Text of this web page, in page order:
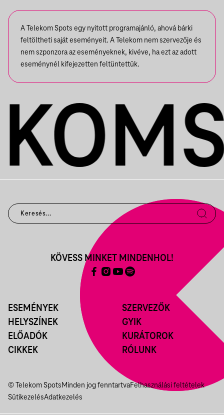
A Telekom Spots egy nyitott programajánló, ahová bárki
feltöltheti saját eseményeit. A Telekom nem szervezője és
nem szponzora az eseményeknek, kivéve, ha ezt az adott
eseménynél kifejezetten feltüntettük.
ESEMÉNYEK
HELYSZÍNEK
ELŐADÓK
CIKKEK
SZERVEZŐK
GYIK
KURÁTOROK
RÓLUNK
KÖVESS MINKET MINDENHOL!
© Telekom SpotsMinden jog fenntartvaFelhasználási feltételek
SütikezelésAdatkezelés